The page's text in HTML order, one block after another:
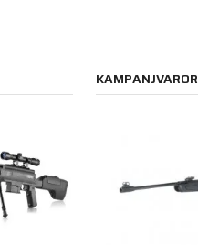
KAMPANJVAROR